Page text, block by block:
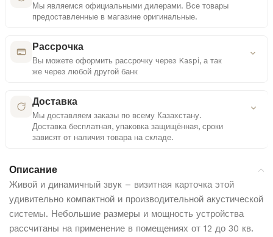
Мы являемся официальными дилерами. Все товары
предоставленные в магазине оригинальные.
Многоступенчатая проверка
Контроль документов и комплектации каждого
товара
Рассрочка
Вы можете оформить рассрочку через Kaspi, а так
же через любой другой банк
Выбор способа оплаты
Прозрачные условия
Все параметры видны до подтверждения
Доставка
Мы доставляем заказы по всему Казахстану.
Доставка бесплатная, упаковка защищённая, сроки
зависят от наличия товара на складе.
Бесплатная доставка
Доставка по всему Казахстану абсолютно бесплатно
для всех заказов
Описание
Живой и динамичный звук – визитная карточка этой
удивительно компактной и производительной акустической
системы. Небольшие размеры и мощность устройства
рассчитаны на применение в помещениях от 12 до 30 кв.